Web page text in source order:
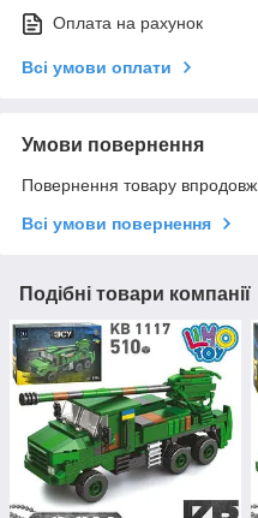
Оплата на рахунок
Всі умови оплати
Умови повернення
Повернення товару
Всі умови повернення
Подібні товари компанії